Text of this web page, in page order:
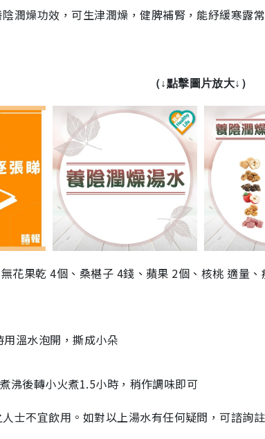
潤燥功效，可生津潤燥，健脾補腎，能紓緩寒露
（↓點擊圖片放大↓）
花果乾 4個、桑椹子 4錢、蘋果 2個、核桃 適量、
溫水泡開，撕成小朵
沸後轉小火煮1.5小時，稍作調味即可
士不宜飲用。如對以上湯水有任何疑問，可諮詢